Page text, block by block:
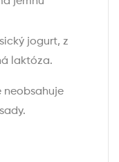
jogurt, z
laktóza.
neobsahuje